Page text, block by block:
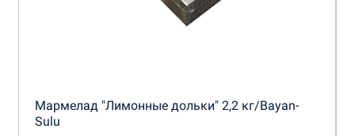
Мармелад "Лимонные дольки" 2,2 кг/Bayan-
Sulu